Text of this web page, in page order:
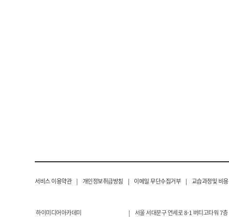
서비스 이용약관 | 개인정보취급방침 | 이메일 무단수집거부 | 교습과정및 비용
하이미디어아카데미 | 서울 서대문구 연세로 8-1 버티고타워 7층